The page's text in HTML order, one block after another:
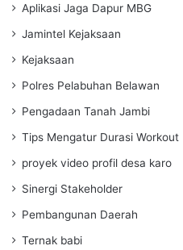
Aplikasi Jaga Dapur MBG
Jamintel Kejaksaan
Kejaksaan
Polres Pelabuhan Belawan
Pengadaan Tanah Jambi
Tips Mengatur Durasi Workout
proyek video profil desa karo
Sinergi Stakeholder
Pembangunan Daerah
Ternak babi